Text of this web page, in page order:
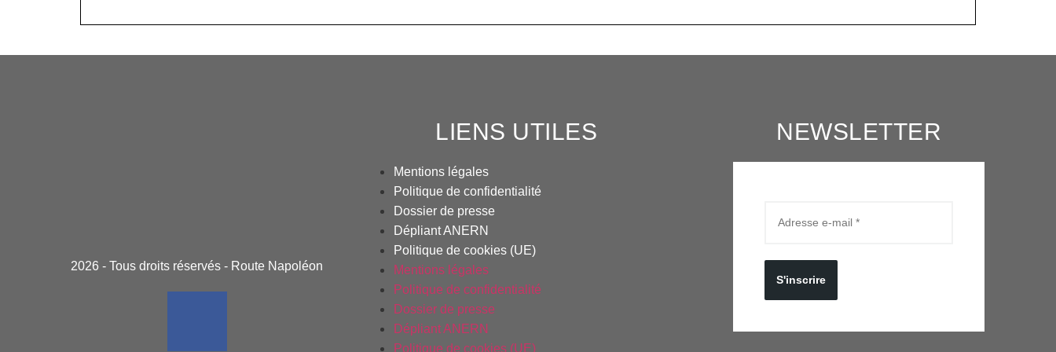
2026 - Tous droits réservés - Route Napoléon
LIENS UTILES
Mentions légales
Politique de confidentialité
Dossier de presse
Dépliant ANERN
Politique de cookies (UE)
Mentions légales
Politique de confidentialité
Dossier de presse
Dépliant ANERN
Politique de cookies (UE)
NEWSLETTER
S'inscrire